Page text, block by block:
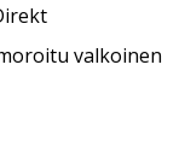
valkoinen